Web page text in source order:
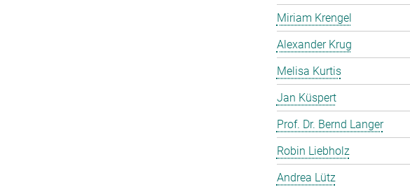
Miriam Krengel
Alexander Krug
Melisa Kurtis
Jan Küspert
Prof. Dr. Bernd Langer
Robin Liebholz
Andrea Lütz